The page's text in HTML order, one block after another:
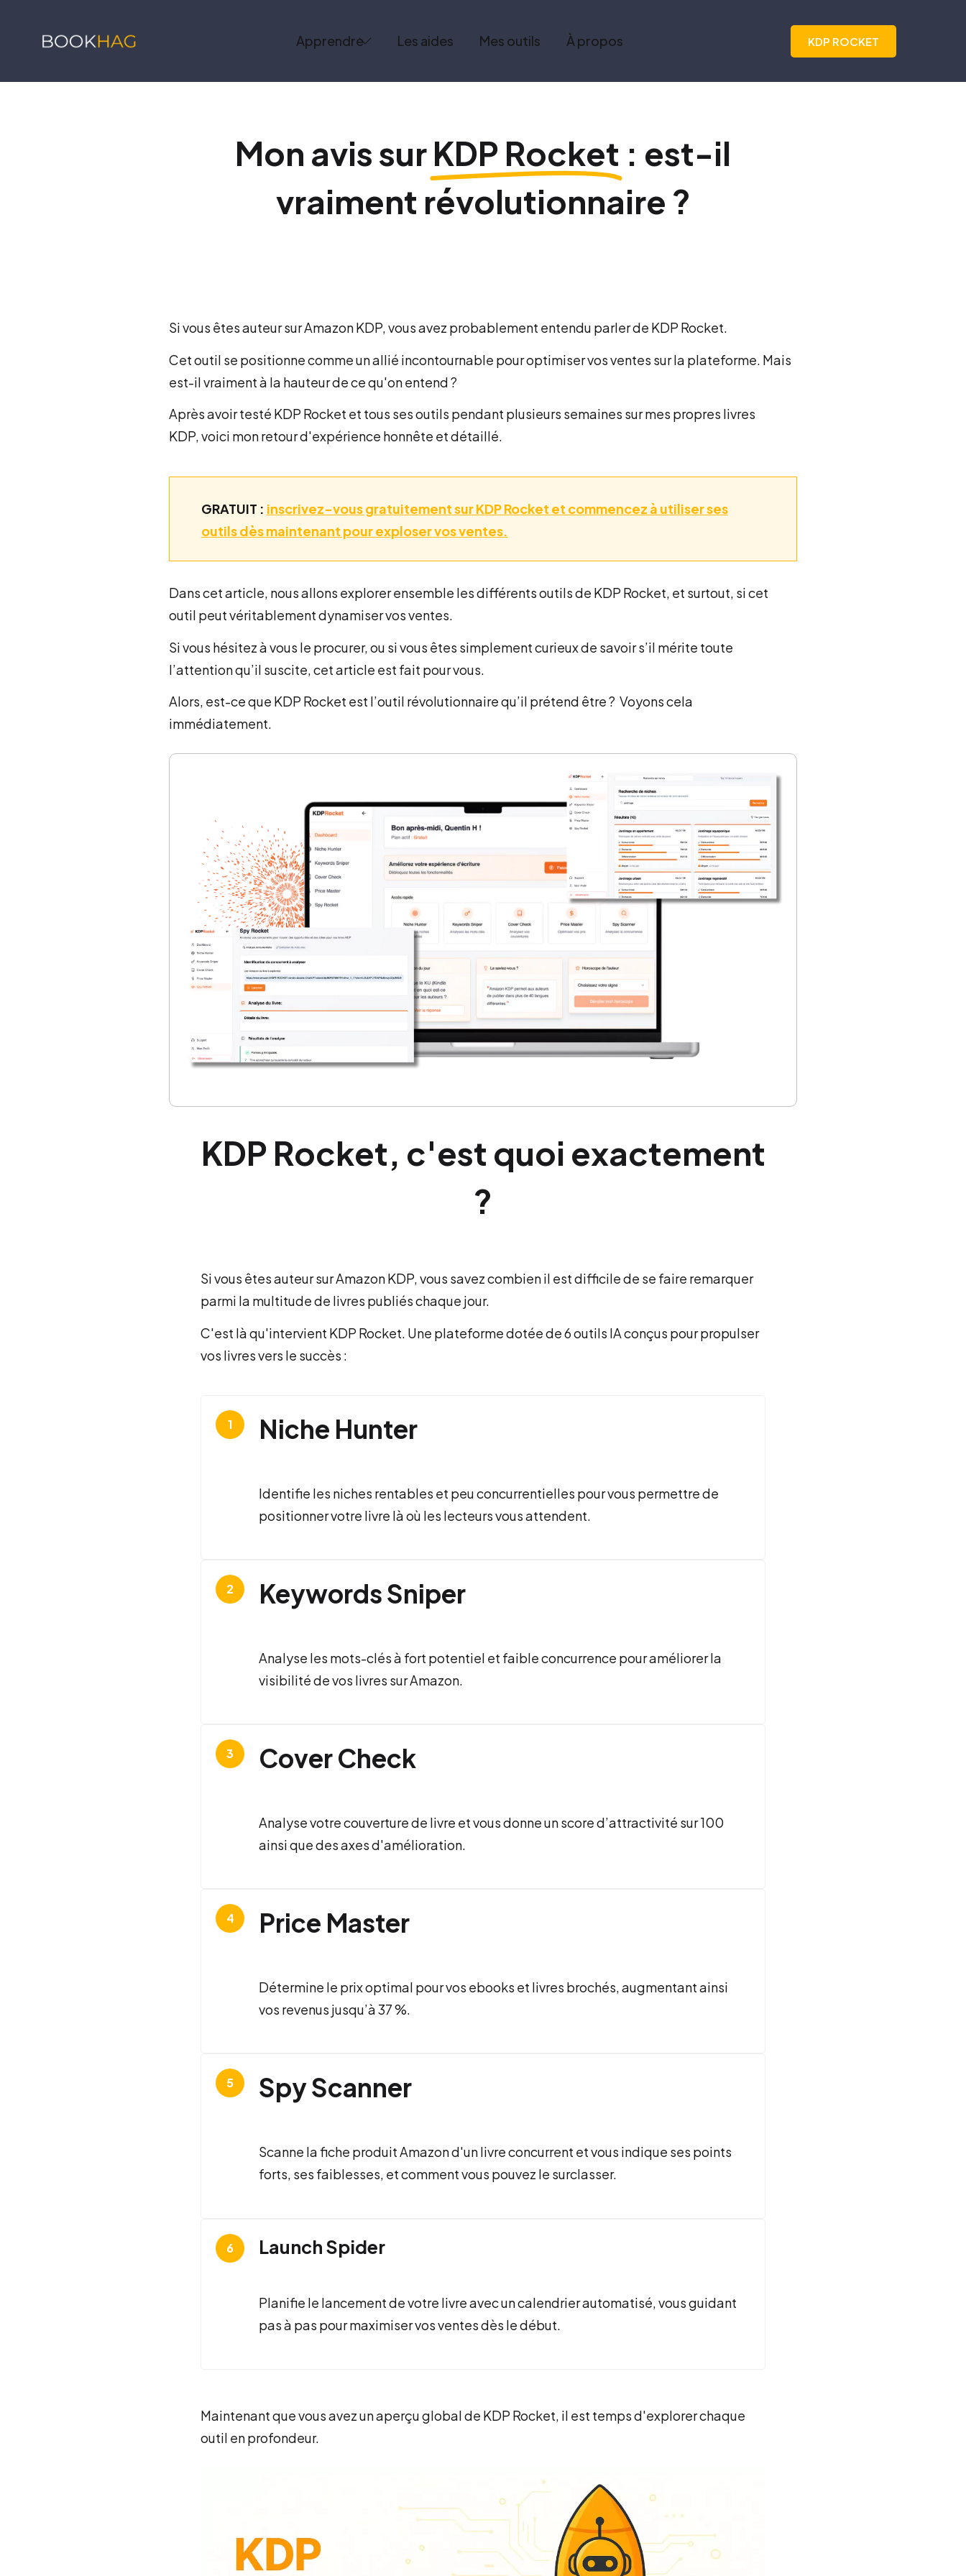
Apprendre Les aides Mes outils À propos KDP ROCKET
Mon avis surKDP Rocket : est-il
vraiment révolutionnaire ?
Si vous êtes auteur sur Amazon KDP, vous avez probablement entendu parler de KDP Rocket.
Cet outil se positionne comme un allié incontournable pour optimiser vos ventes sur la plateforme. Mais
est-il vraiment à la hauteur de ce qu'on entend ?
Après avoir testé KDP Rocket et tous ses outils pendant plusieurs semaines sur mes propres livres
KDP,voici mon retour d'expérience honnête et détaillé.
GRATUIT : inscrivez-vous gratuitement sur KDP Rocket et commencez à utiliser ses
outils dès maintenant pour exploser vos ventes.
Dans cet article, nous allons explorer ensemble les différents outils de KDP Rocket, et surtout, si cet
outil peut véritablement dynamiser vos ventes.
Si vous hésitez à vous le procurer, ou si vous êtes simplement curieux de savoir s’il mérite toute
l’attention qu’il suscite, cet article est fait pour vous.
Alors, est-ce que KDP Rocket est l’outil révolutionnaire qu’il prétend être ? Voyons cela
immédiatement.
KDP Rocket, c'est quoi exactement
?
Si vous êtes auteur sur Amazon KDP, vous savez combien il est difficile de se faire remarquer
parmi la multitude de livres publiés chaque jour.
C'est là qu'intervient KDP Rocket. Une plateforme dotée de 6 outils IA conçus pour propulser
vos livres vers le succès :
Niche Hunter
Identifie les niches rentables et peu concurrentielles pour vous permettre de
positionner votre livre là où les lecteurs vous attendent.
Keywords Sniper
Analyse les mots-clés à fort potentiel et faible concurrence pour améliorer la
visibilité de vos livres sur Amazon.
Cover Check
Analyse votre couverture de livre et vous donne un score d’attractivité sur 100
ainsi que des axes d'amélioration.
Price Master
Détermine le prix optimal pour vos ebooks et livres brochés, augmentant ainsi
vos revenus jusqu’à 37 %.
Spy Scanner
Scanne la fiche produit Amazon d'un livre concurrent et vous indique ses points
forts, ses faiblesses, et comment vous pouvez le surclasser.
Launch Spider
Planifie le lancement de votre livre avec un calendrier automatisé, vous guidant
pas à pas pour maximiser vos ventes dès le début.
Maintenant que vous avez un aperçu global de KDP Rocket, il est temps d'explorer chaque
outil en profondeur.